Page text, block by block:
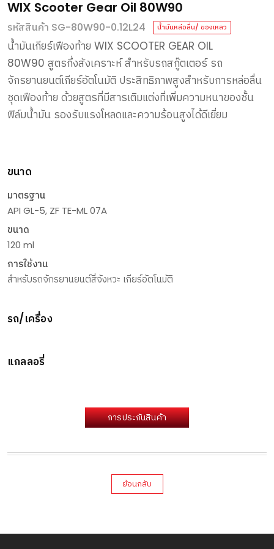
WIX Scooter Gear Oil 80W90
รหัสสินค้า SG-80W90-0.12L24 น้ำมันหล่อลื่น/ ของเหลว
น้ำมันเกียร์เฟืองท้าย WIX SCOOTER GEAR OIL
80W90 สูตรกึ่งสังเคราะห์ สำหรับรถสกู๊ตเตอร์ รถ
จักรยานยนต์เกียร์อัตโนมัติ ประสิทธิภาพสูงสำหรับการหล่อลื่น
ชุดเฟืองท้าย ด้วยสูตรที่มีสารเติมแต่งที่เพิ่มความหนาของชั้น
ฟิล์มน้ำมัน รองรับแรงโหลดและความร้อนสูงได้ดีเยี่ยม
ขนาด
มาตรฐาน
API GL-5, ZF TE-ML 07A
ขนาด
120 ml
การใช้งาน
สำหรับรถจักรยานยนต์สี่จังหวะ เกียร์อัตโนมัติ
รถ/เครื่อง
แกลลอรี่
การประกันสินค้า
ย้อนกลับ